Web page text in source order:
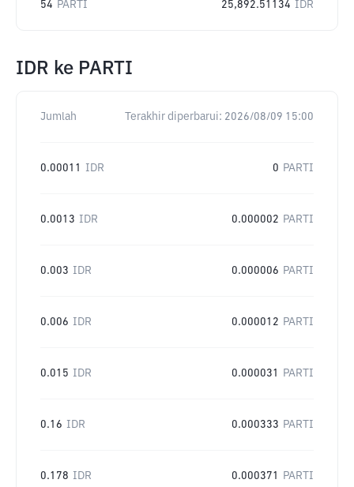
54 PARTI 25,892.51134 IDR
IDR ke PARTI
Jumlah Terakhir diperbarui: 2026/08/09 15:00
0.00011 IDR 0 PARTI
0.0013 IDR 0.000002 PARTI
0.003 IDR 0.000006 PARTI
0.006 IDR 0.000012 PARTI
0.015 IDR 0.000031 PARTI
0.16 IDR 0.000333 PARTI
0.178 IDR 0.000371 PARTI